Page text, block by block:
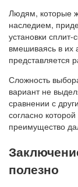
Людям, которые
наследием,
установки
вмешиваясь в их
представляется
Сложность
вариант не
сравнении с
согласно
преимущество
полезно